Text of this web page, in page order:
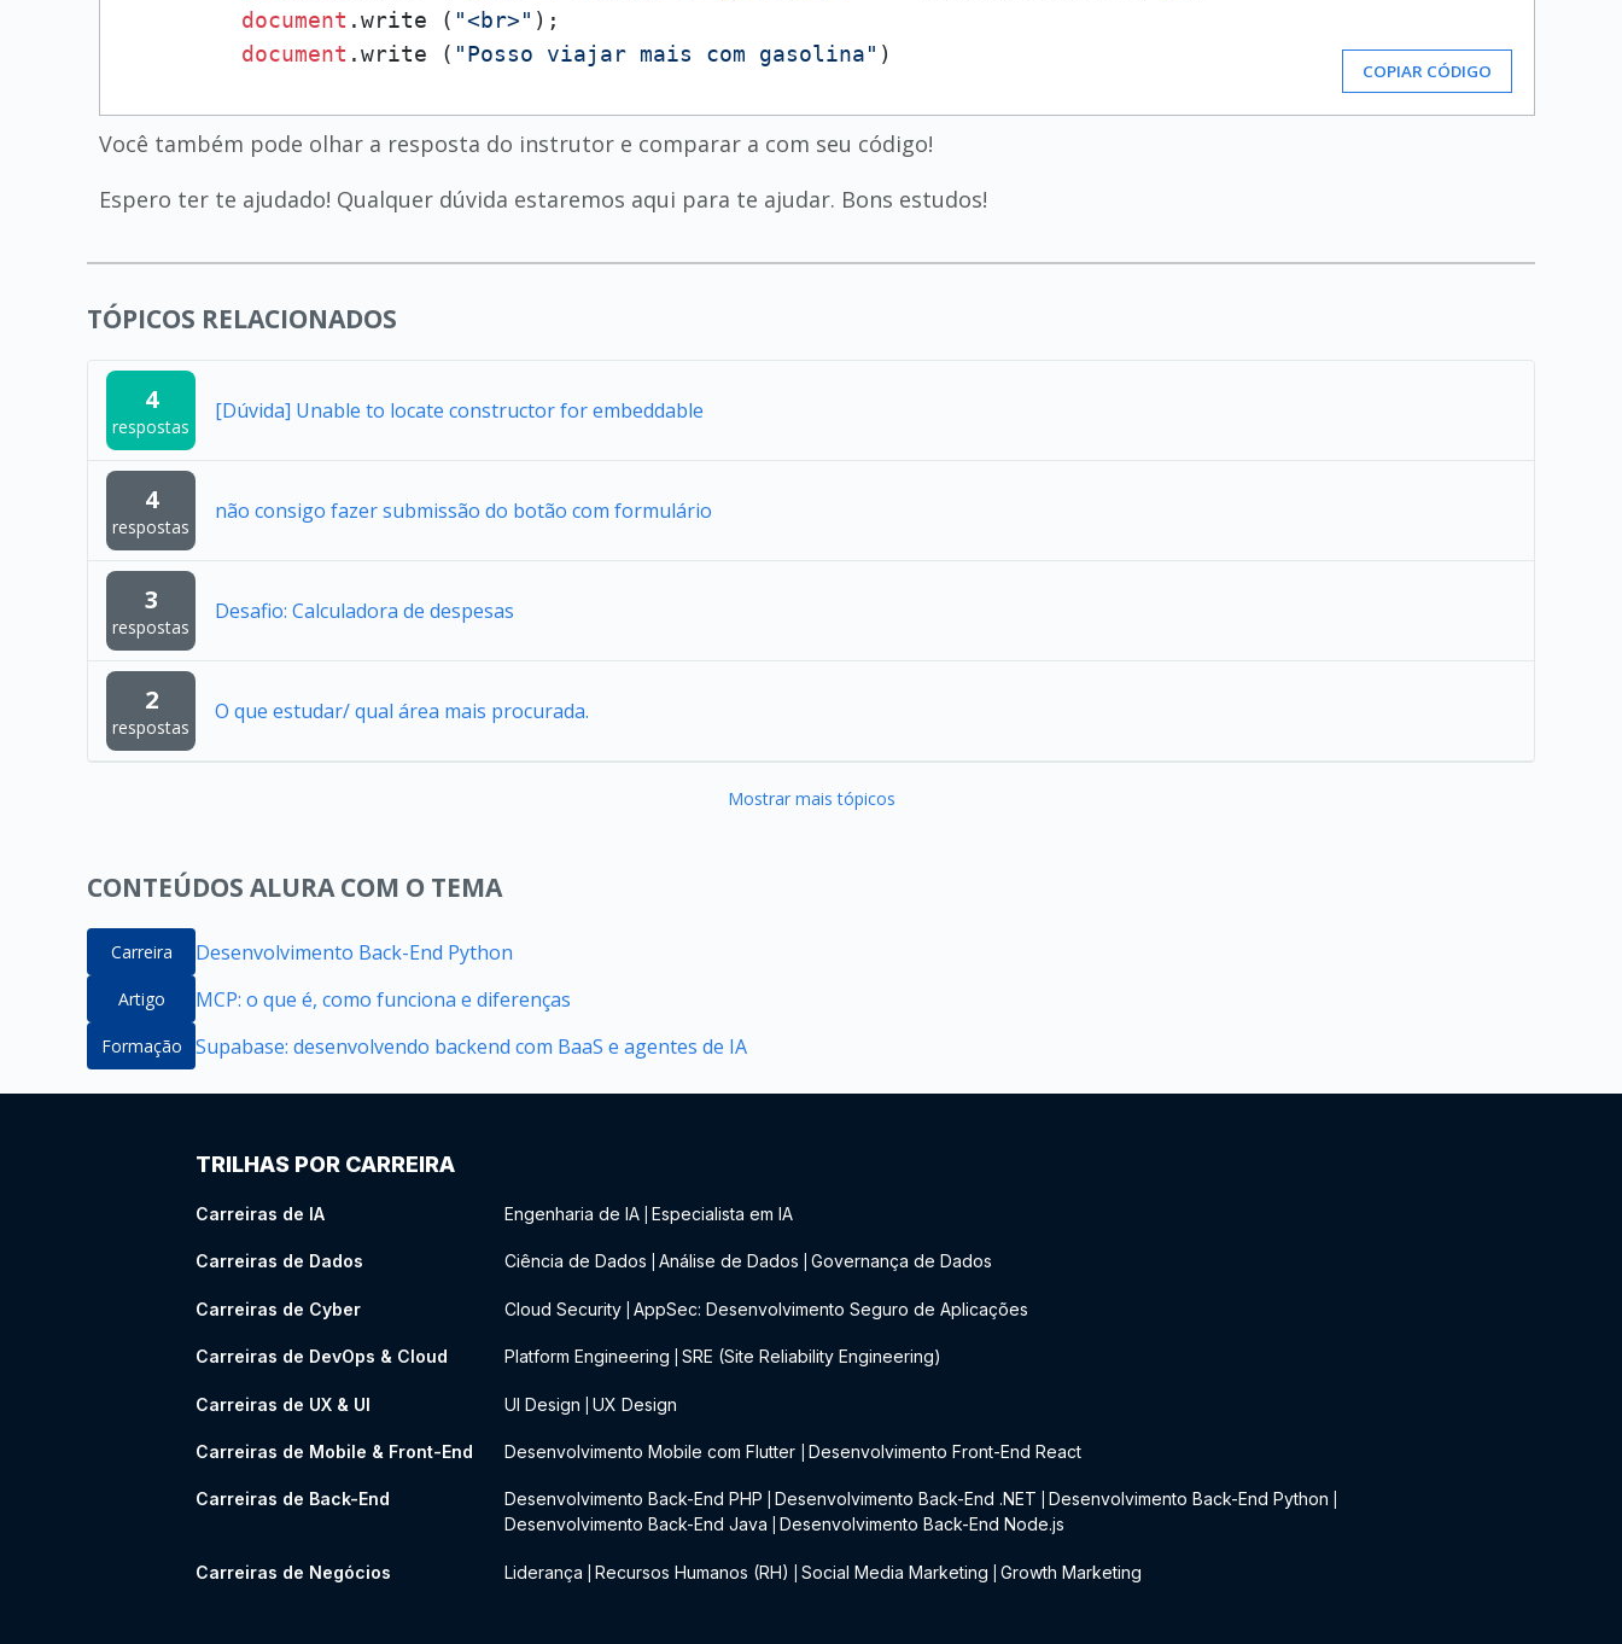
document .write ( "<br>" );
document .write ( "Posso viajar mais com gasolina" )
COPIAR CÓDIGO
Você também pode olhar a resposta do instrutor e comparar a com seu código!
Espero ter te ajudado! Qualquer dúvida estaremos aqui para te ajudar. Bons estudos!
TÓPICOS RELACIONADOS
4
respostas
[Dúvida] Unable to locate constructor for embeddable
4
respostas
não consigo fazer submissão do botão com formulário
3
respostas
Desafio: Calculadora de despesas
2
respostas
O que estudar/ qual área mais procurada.
Mostrar mais tópicos
CONTEÚDOS ALURA COM O TEMA
Carreira Desenvolvimento Back-End Python
Artigo MCP: o que é, como funciona e diferenças
Formação Supabase: desenvolvendo backend com BaaS e agentes de IA
TRILHAS POR CARREIRA
Carreiras de IA Engenharia de IA Especialista em IA
Carreiras de Dados Ciência de Dados Análise de Dados Governança de Dados
Carreiras de Cyber Cloud Security AppSec: Desenvolvimento Seguro de Aplicações
Carreiras de DevOps & Cloud Platform Engineering SRE (Site Reliability Engineering)
Carreiras de UX & UI UI Design UX Design
Carreiras de Mobile & Front-End Desenvolvimento Mobile com Flutter Desenvolvimento Front-End React
Carreiras de Back-End Desenvolvimento Back-End PHP Desenvolvimento Back-End .NET Desenvolvimento Back-End Python
Desenvolvimento Back-End Java Desenvolvimento Back-End Node.js
Carreiras de Negócios Liderança Recursos Humanos (RH) Social Media Marketing Growth Marketing